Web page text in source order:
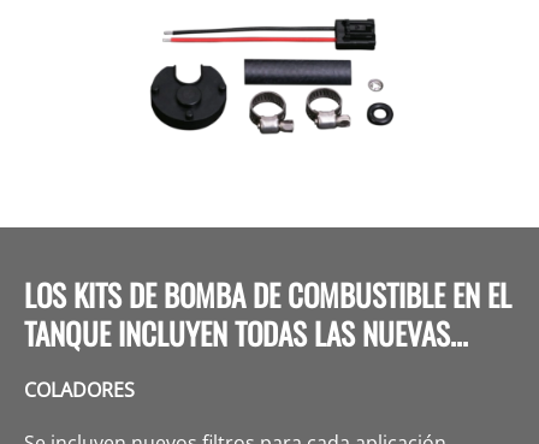
LOS KITS DE BOMBA DE COMBUSTIBLE EN EL
TANQUE INCLUYEN TODAS LAS NUEVAS...
COLADORES